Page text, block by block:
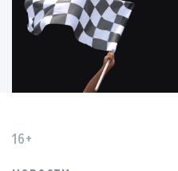
16+